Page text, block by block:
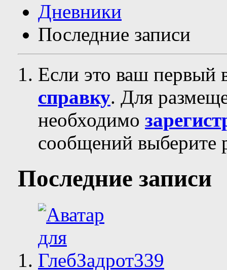
Дневники
Последние записи
Если это ваш первый
справку. Для
необходимо
сообщений выберите
Последние записи